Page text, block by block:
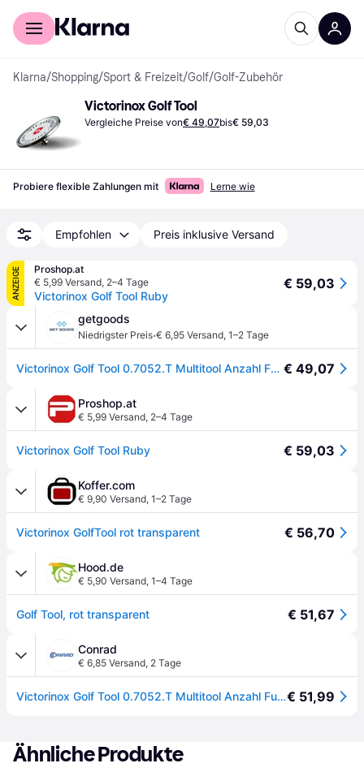
Für Shopper
Klarna/Shopping/Sport & Freizeit/Golf/Golf-Zubehör
Victorinox Golf Tool
Vergleiche Preise von€ 49,07bis€ 59,03
Probiere flexible Zahlungen mit Lerne wie
Empfohlen Preis inklusive Versand
ANZEIGE
Proshop.at
€ 5,99 Versand, 2–4 Tage
Victorinox Golf Tool Ruby
€ 59,03
getgoods
Niedrigster Preis·€ 6,95 Versand, 1–2 Tage
Victorinox Golf Tool 0.7052.T Multitool Anzahl Funktionen 10 Rot (transparent) € 49,07
Proshop.at
€ 5,99 Versand, 2–4 Tage
Victorinox Golf Tool Ruby € 59,03
Koffer.com
€ 9,90 Versand, 1–2 Tage
Victorinox GolfTool rot transparent € 56,70
Hood.de
€ 5,90 Versand, 1–4 Tage
Golf Tool, rot transparent € 51,67
Conrad
€ 6,85 Versand, 2 Tage
Victorinox Golf Tool 0.7052.T Multitool Anzahl Funktionen 10 Rot (transparent) - [Rot (transparent)]€ 51,99
Ähnliche Produkte